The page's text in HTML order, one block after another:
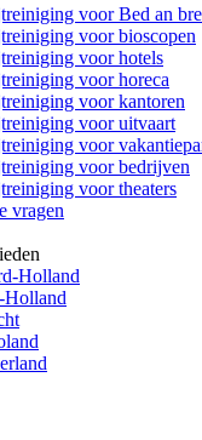
voor Bed an
voor bioscopen
voor hotels
voor horeca
voor kantoren
voor uitvaart
voor
voor bedrijven
voor theaters
vragen
Holland
Holland